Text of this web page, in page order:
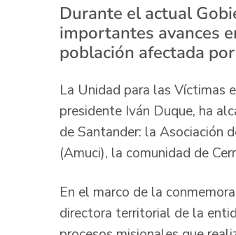
Durante el actual
importantes avances
población afectada
La Unidad para las Víctimas
presidente Iván Duque, ha
de Santander: la Asociación
(Amuci), la comunidad de
En el marco de la
directora territorial de la